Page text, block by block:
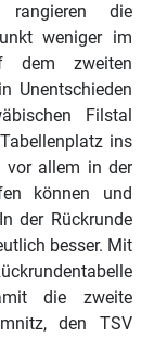
die
weniger im
dem zweiten
Unentschieden
Filstal
ins
vor allem in der
können und
der Rückrunde
besser. Mit
die zweite
den TSV